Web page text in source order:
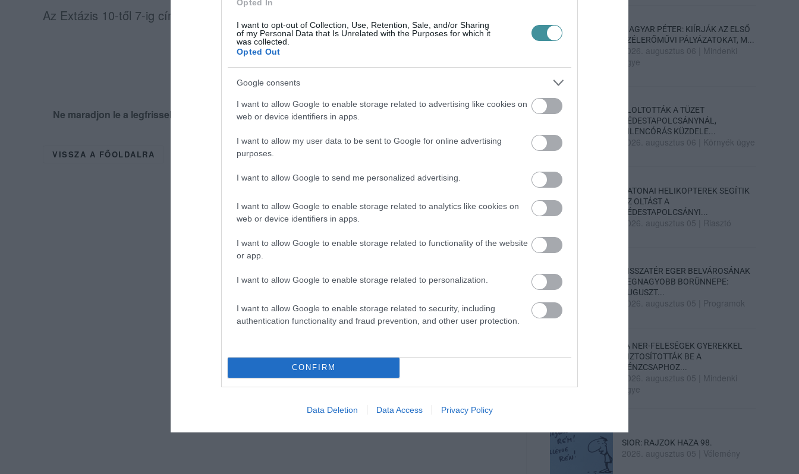
Opted In
I want to opt-out of Collection, Use, Retention, Sale, and/or Sharing
of my Personal Data that Is Unrelated with the Purposes for which it
was collected.
Opted Out
Google consents
I want to allow Google to enable storage related to advertising like cookies on
web or device identifiers in apps.
I want to allow my user data to be sent to Google for online advertising
purposes.
I want to allow Google to send me personalized advertising.
I want to allow Google to enable storage related to analytics like cookies on
web or device identifiers in apps.
I want to allow Google to enable storage related to functionality of the website
or app.
I want to allow Google to enable storage related to personalization.
I want to allow Google to enable storage related to security, including
authentication functionality and fraud prevention, and other user protection.
CONFIRM
Data Deletion Data Access Privacy Policy
Az Extázis 10-től 7-ig című film róla és az őt körülvevő szubkultúráról szól.
Ne maradjon le a legfrissebb hírekről, kövessen bennünket az EGRI ÜGYEK Google Hírek oldalán!
VISSZA A FŐOLDALRA
MAGYAR PÉTER: KIÍRJÁK AZ ELSŐ
SZÉLERŐMŰVI PÁLYÁZATOKAT, M...
2026. augusztus 06
Mindenki
ügye
ELOLTOTTÁK A TÜZET
DÉDESTAPOLCSÁNYNÁL,
KILENCÓRÁS KÜZDELE...
2026. augusztus 06 Környék ügye
KATONAI HELIKOPTEREK SEGÍTIK
AZ OLTÁST A
DÉDESTAPOLCSÁNYI...
2026. augusztus 05 Riasztó
VISSZATÉR EGER BELVÁROSÁNAK
LEGNAGYOBB BORÜNNEPE:
AUGUSZT...
2026. augusztus 05 Programok
„A NER-FELESÉGEK GYEREKKEL
BIZTOSÍTOTTÁK BE A
PÉNZCSAPHOZ...
2026. augusztus 05
Mindenki
ügye
SIOR: RAJZOK HAZA 98.
2026. augusztus 05 Vélemény